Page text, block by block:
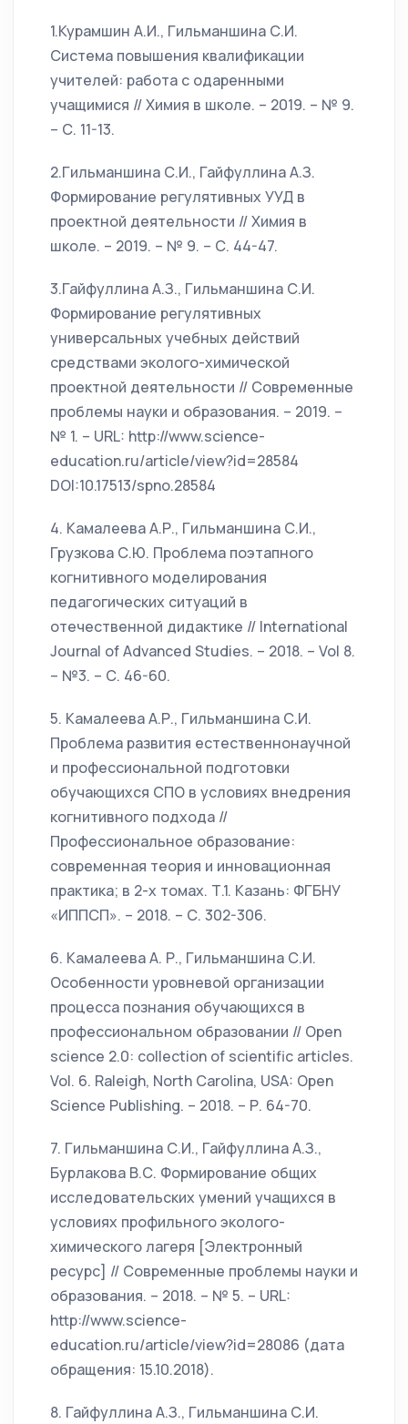
1.Курамшин А.И., Гильманшина С.И.
Система повышения квалификации
учителей: работа с одаренными
учащимися // Химия в школе. – 2019. – № 9.
– С. 11-13.
2.Гильманшина С.И., Гайфуллина А.З.
Формирование регулятивных УУД в
проектной деятельности // Химия в
школе. – 2019. – № 9. – С. 44-47.
3.Гайфуллина А.З., Гильманшина С.И.
Формирование регулятивных
универсальных учебных действий
средствами эколого-химической
проектной деятельности // Современные
проблемы науки и образования. – 2019. –
№ 1. – URL: http://www.science-
education.ru/article/view?id=28584
DOI:10.17513/spno.28584
4. Камалеева А.Р., Гильманшина С.И.,
Грузкова С.Ю. Проблема поэтапного
когнитивного моделирования
педагогических ситуаций в
отечественной дидактике // International
Journal of Advanced Studies. – 2018. – Vol 8.
– №3. – С. 46-60.
5. Камалеева А.Р., Гильманшина С.И.
Проблема развития естественнонаучной
и профессиональной подготовки
обучающихся СПО в условиях внедрения
когнитивного подхода //
Профессиональное образование:
современная теория и инновационная
практика; в 2-х томах. Т.1. Казань: ФГБНУ
«ИППСП». – 2018. – С. 302-306.
6. Камалеева А. Р., Гильманшина С.И.
Особенности уровневой организации
процесса познания обучающихся в
профессиональном образовании // Open
science 2.0: collection of scientific articles.
Vol. 6. Raleigh, North Carolina, USA: Open
Science Publishing. – 2018. – Р. 64-70.
7. Гильманшина С.И., Гайфуллина А.З.,
Бурлакова В.С. Формирование общих
исследовательских умений учащихся в
условиях профильного эколого-
химического лагеря [Электронный
ресурс] // Современные проблемы науки и
образования. – 2018. – № 5. – URL:
http://www.science-
education.ru/article/view?id=28086 (дата
обращения: 15.10.2018).
8. Гайфуллина А.З., Гильманшина С.И.